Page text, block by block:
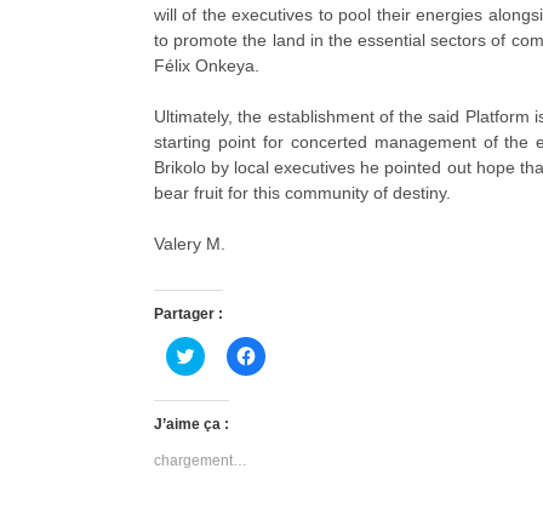
will of the executives to pool their energies
to promote the land in the essential sectors of
Félix Onkeya.
Ultimately, the establishment of the said Platform
starting point for concerted management of the
Brikolo by local executives he pointed out hope
bear fruit for this community of destiny.
Valery M.
Partager :
C
l
q
e
p
C
l
J’aime ça :
chargement…